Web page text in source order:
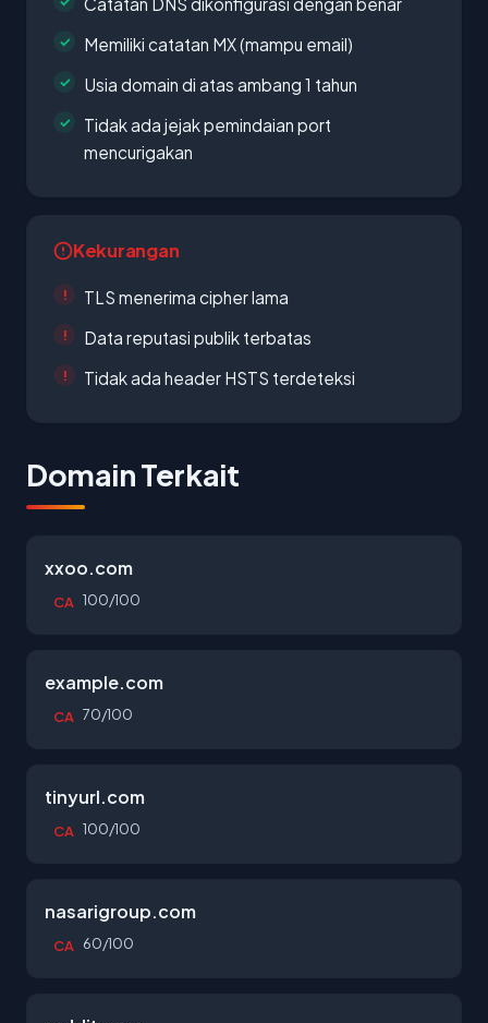
Memiliki catatan MX (mampu email)
Usia domain di atas ambang 1 tahun
Tidak ada jejak pemindaian port
mencurigakan
Kekurangan
TLS menerima cipher lama
Data reputasi publik terbatas
Tidak ada header HSTS terdeteksi
Domain Terkait
xxoo.com
CA 100/100
example.com
CA 70/100
tinyurl.com
CA 100/100
nasarigroup.com
CA 60/100